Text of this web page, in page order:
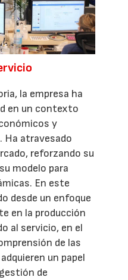
la empresa ha
en un contexto
y
atravesado
reforzando su
modelo para
En este
desde un enfoque
en la producción
al servicio, en el
de las
un papel
de